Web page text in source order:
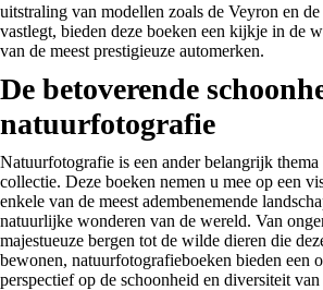
uitstraling van modellen zoals de Veyron en
vastlegt, bieden deze boeken een kijkje in de
van de meest prestigieuze automerken.
De betoverende
natuurfotografie
Natuurfotografie is een ander belangrijk thema
collectie. Deze boeken nemen u mee op een
enkele van de meest adembenemende
natuurlijke wonderen van de wereld. Van
majestueuze bergen tot de wilde dieren die
bewonen, natuurfotografieboeken bieden een
perspectief op de schoonheid en diversiteit van